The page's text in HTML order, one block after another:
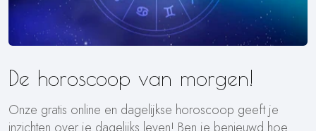
De horoscoop van morgen!
Onze gratis online en dagelijkse horoscoop geeft je